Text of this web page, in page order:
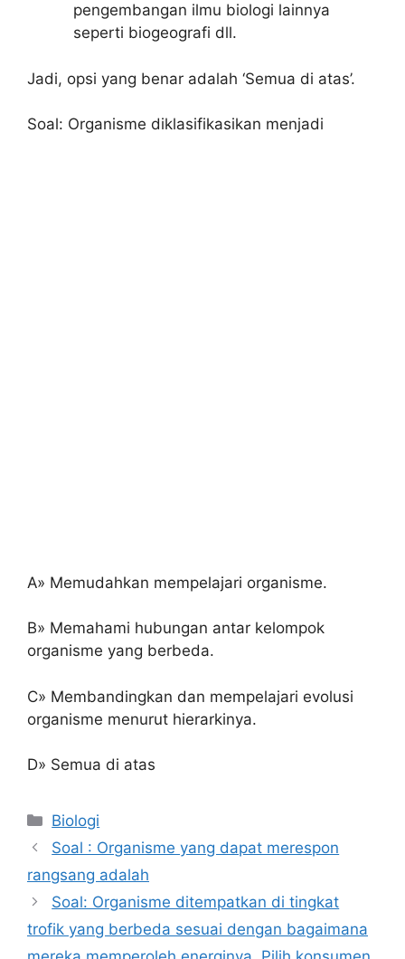
pengembangan ilmu biologi lainnya
seperti biogeografi dll.
Jadi, opsi yang benar adalah ‘Semua di atas’.
Soal: Organisme diklasifikasikan menjadi
A» Memudahkan mempelajari organisme.
B» Memahami hubungan antar kelompok
organisme yang berbeda.
C» Membandingkan dan mempelajari evolusi
organisme menurut hierarkinya.
D» Semua di atas
Kategori
Biologi
Soal : Organisme yang dapat merespon
rangsang adalah
Soal: Organisme ditempatkan di tingkat
trofik yang berbeda sesuai dengan bagaimana